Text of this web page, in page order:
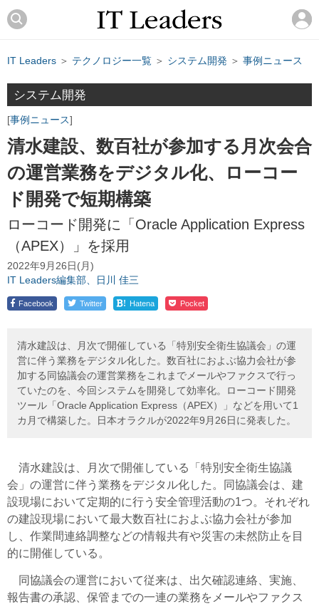
IT Leaders ＞ テクノロジー一覧 ＞ システム開発 ＞ 事例ニュース
システム開発
事例ニュース
清水建設、数百社が参加する月次会合
の運営業務をデジタル化、ローコー
ド開発で短期構築
ローコード開発に「Oracle Application Express
（APEX）」を採用
2022年9月26日(月)
IT Leaders編集部、日川 佳三
Facebook Twitter ! Hatena Pocket
清水建設は、月次で開催している「特別安全衛生協議会」の運
営に伴う業務をデジタル化した。数百社におよぶ協力会社が参
加する同協議会の運営業務をこれまでメールやファクスで行っ
ていたのを、今回システムを開発して効率化。ローコード開発
ツール「Oracle Application Express（APEX）」などを用いて1
カ月で構築した。日本オラクルが2022年9月26日に発表した。
清水建設は、月次で開催している「特別安全衛生協議
会」の運営に伴う業務をデジタル化した。同協議会は、建
設現場において定期的に行う安全管理活動の1つ。それぞれ
の建設現場において最大数百社におよぶ協力会社が参加
し、作業間連絡調整などの情報共有や災害の未然防止を目
的に開催している。
同協議会の運営において従来は、出欠確認連絡、実施、
報告書の承認、保管までの一連の業務をメールやファクス